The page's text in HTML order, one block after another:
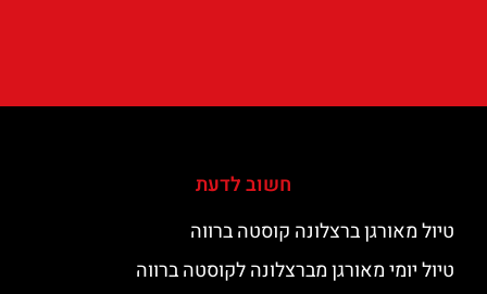
חשוב לדעת
טיול מאורגן ברצלונה קוסטה ברווה
טיול יומי מאורגן מברצלונה לקוסטה ברווה